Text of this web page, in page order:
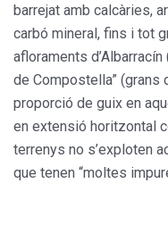
barrejat amb calcàries,
carbó mineral, fins i tot
afloraments
de Compostella” (grans
proporció de guix en
en extensió horitzontal
terrenys no s’exploten
que tenen “moltes